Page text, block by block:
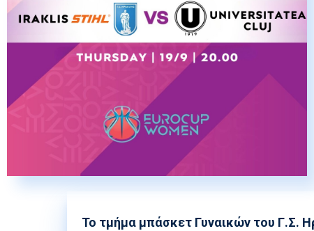
Στίβος
Κολύμβηση
Καταδύσεις
Το τμήμα μπάσκετ Γυναικών του Γ.Σ.